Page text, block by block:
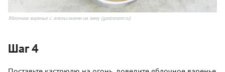
Яблочное варенье с апельсинами на зиму (gastronom.ru)
Шаг 4